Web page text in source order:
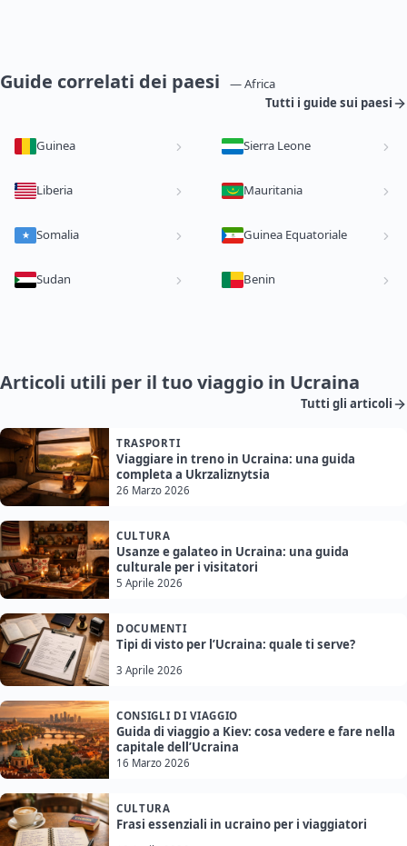
Guide correlati dei paesi
— Africa
Tutti i guide sui paesi
Guinea Sierra Leone
Liberia Mauritania
Somalia Guinea Equatoriale
Sudan Benin
Articoli utili per il tuo viaggio in Ucraina
Tutti gli articoli
TRASPORTI
Viaggiare in treno in Ucraina: una guida
completa a Ukrzaliznytsia
26 Marzo 2026
CULTURA
Usanze e galateo in Ucraina: una guida
culturale per i visitatori
5 Aprile 2026
DOCUMENTI
Tipi di visto per l’Ucraina: quale ti serve?
3 Aprile 2026
CONSIGLI DI VIAGGIO
Guida di viaggio a Kiev: cosa vedere e fare nella
capitale dell’Ucraina
16 Marzo 2026
CULTURA
Frasi essenziali in ucraino per i viaggiatori